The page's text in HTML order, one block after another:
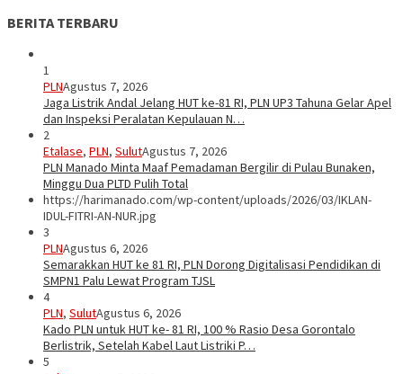
BERITA TERBARU
1
PLNAgustus 7, 2026
Jaga Listrik Andal Jelang HUT ke-81 RI, PLN UP3 Tahuna Gelar Apel
dan Inspeksi Peralatan Kepulauan N…
2
Etalase, PLN, SulutAgustus 7, 2026
PLN Manado Minta Maaf Pemadaman Bergilir di Pulau Bunaken,
Minggu Dua PLTD Pulih Total
https://harimanado.com/wp-content/uploads/2026/03/IKLAN-
IDUL-FITRI-AN-NUR.jpg
3
PLNAgustus 6, 2026
Semarakkan HUT ke 81 RI, PLN Dorong Digitalisasi Pendidikan di
SMPN1 Palu Lewat Program TJSL
4
PLN, SulutAgustus 6, 2026
Kado PLN untuk HUT ke- 81 RI, 100 % Rasio Desa Gorontalo
Berlistrik, Setelah Kabel Laut Listriki P…
5